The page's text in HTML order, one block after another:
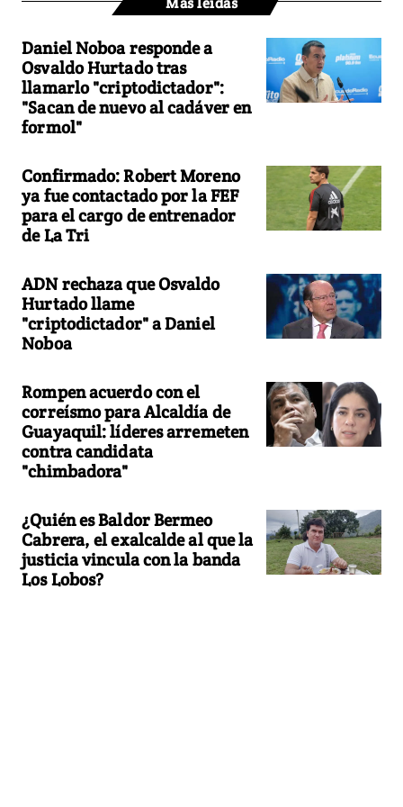
Daniel Noboa responde a
Osvaldo Hurtado tras
llamarlo "criptodictador":
"Sacan de nuevo al cadáver en
formol"
Confirmado: Robert Moreno
ya fue contactado por la FEF
para el cargo de entrenador
de La Tri
ADN rechaza que Osvaldo
Hurtado llame
"criptodictador" a Daniel
Noboa
Rompen acuerdo con el
correísmo para Alcaldía de
Guayaquil: líderes arremeten
contra candidata
"chimbadora"
¿Quién es Baldor Bermeo
Cabrera, el exalcalde al que la
justicia vincula con la banda
Los Lobos?